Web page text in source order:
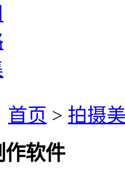
首页 > 拍摄
作软件